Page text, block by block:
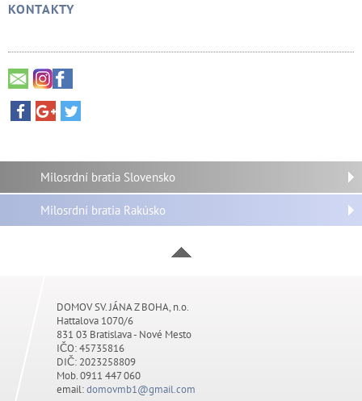
KONTAKTY
Milosrdní bratia Slovensko
Milosrdní bratia Rakúsko
DOMOV SV. JÁNA Z BOHA, n.o.
Hattalova 1070/6
831 03 Bratislava - Nové Mesto
IČO: 45735816
DIČ: 2023258809
Mob. 0911 447 060
email:domovmb1@gmail.com